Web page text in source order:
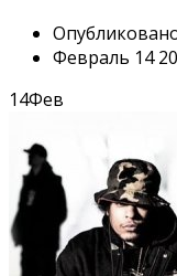
Февраль 14
14Фев